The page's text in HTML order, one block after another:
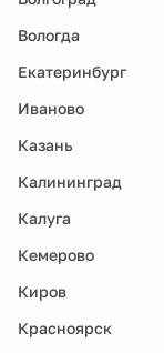
Вологда
Екатеринбург
Иваново
Казань
Калининград
Калуга
Кемерово
Киров
Красноярск